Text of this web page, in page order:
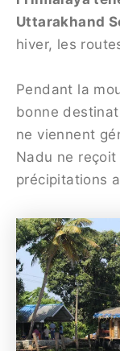
Uttarakhand
hiver, les
Pendant la
bonne
ne viennent
Nadu ne
précipitations